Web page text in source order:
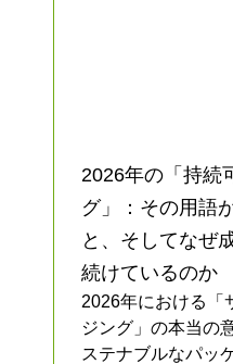
2026年の「持続
グ」：その用語
と、そしてなぜ
続けているのか
2026年における「
ジング」の本当の
ステナブルなパッ